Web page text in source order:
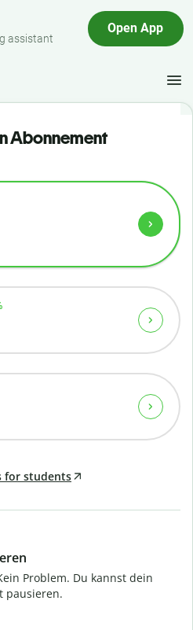
assistant
Open App
Abonnement
for students
Problem. Du kannst dein
pausieren.